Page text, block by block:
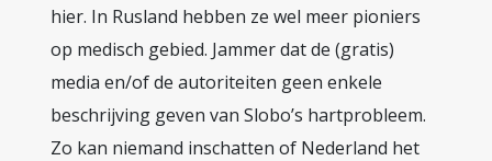
hier. In Rusland hebben ze wel meer pioniers
op medisch gebied. Jammer dat de (gratis)
media en/of de autoriteiten geen enkele
beschrijving geven van Slobo’s hartprobleem.
Zo kan niemand inschatten of Nederland het